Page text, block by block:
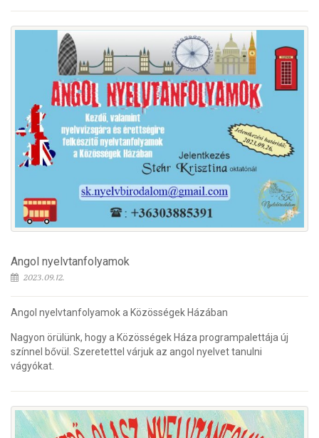
Angol nyelvtanfolyamok
2023.09.12.
Angol nyelvtanfolyamok a Közösségek Házában
Nagyon örülünk, hogy a Közösségek Háza programpalettája új
színnel bővül. Szeretettel várjuk az angol nyelvet tanulni
vágyókat.